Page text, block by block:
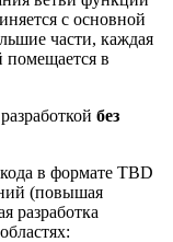
с основной
части, каждая
помещается в
без
в формате TBD
(повышая
разработка